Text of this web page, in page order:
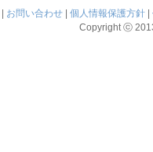
お問い合わせ 個人情報保護方針
Copyright ⓒ